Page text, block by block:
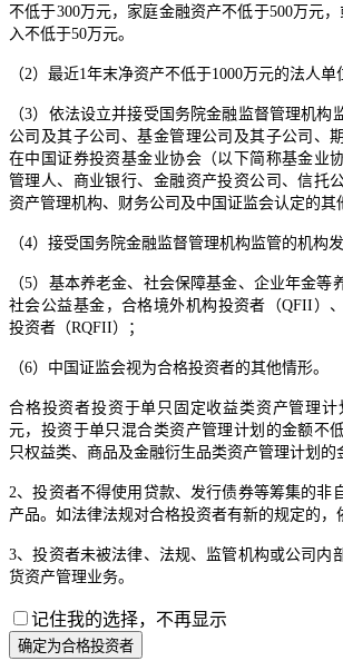
不低于300万元，家庭金融资产不低于500万元
入不低于50万元。
（2）最近1年末净资产不低于1000万元的法人单
（3）依法设立并接受国务院金融监督管理机构
公司及其子公司、基金管理公司及其子公司、
在中国证券投资基金业协会（以下简称基金业
管理人、商业银行、金融资产投资公司、信托
资产管理机构、财务公司及中国证监会认定的其
（4）接受国务院金融监督管理机构监管的机构
（5）基本养老金、社会保障基金、企业年金等
社会公益基金，合格境外机构投资者（QFII）
投资者（RQFII）；
（6）中国证监会视为合格投资者的其他情形。
合格投资者投资于单只固定收益类资产管理计
元，投资于单只混合类资产管理计划的金额不
只权益类、商品及金融衍生品类资产管理计划的
2、投资者不得使用贷款、发行债券等筹集的非
产品。如法律法规对合格投资者有新的规定的，
3、投资者未被法律、法规、监管机构或公司内
货资产管理业务。
记住我的选择，不再显示
确定为合格投资者